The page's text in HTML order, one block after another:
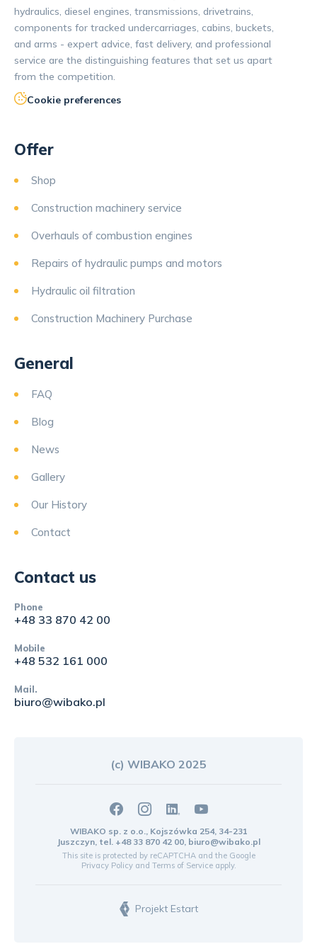
hydraulics, diesel engines, transmissions, drivetrains,
components for tracked undercarriages, cabins, buckets,
and arms - expert advice, fast delivery, and professional
service are the distinguishing features that set us apart
from the competition.
Cookie preferences
Offer
Shop
Construction machinery service
Overhauls of combustion engines
Repairs of hydraulic pumps and motors
Hydraulic oil filtration
Construction Machinery Purchase
General
FAQ
Blog
News
Gallery
Our History
Contact
Contact us
Phone
+48 33 870 42 00
Mobile
+48 532 161 000
Mail.
biuro@wibako.pl
(c) WIBAKO 2025
WIBAKO sp. z o.o., Kojszówka 254, 34-231
Juszczyn, tel. +48 33 870 42 00, biuro@wibako.pl
This site is protected by reCAPTCHA and the Google
Privacy Policyand Terms of Serviceapply.
Projekt Estart